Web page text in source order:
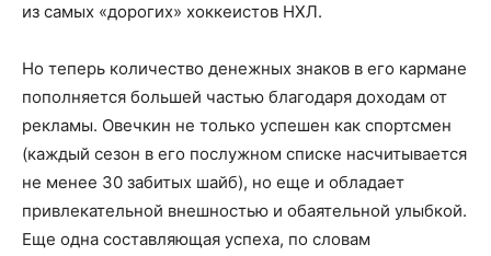
из самых «дорогих» хоккеистов НХЛ.
Но теперь количество денежных знаков в его кармане
пополняется большей частью благодаря доходам от
рекламы. Овечкин не только успешен как спортсмен
(каждый сезон в его послужном списке насчитывается
не менее 30 забитых шайб), но еще и обладает
привлекательной внешностью и обаятельной улыбкой.
Еще одна составляющая успеха, по словам